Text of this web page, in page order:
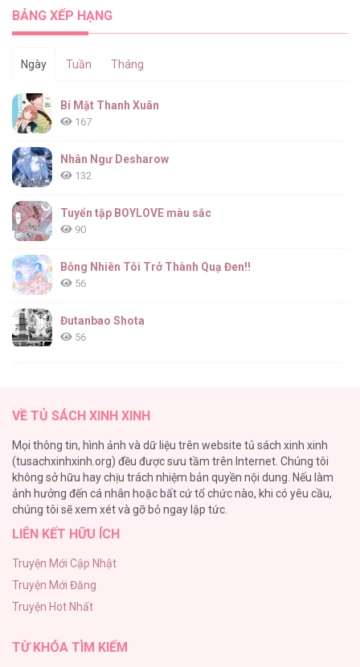
BẢNG XẾP HẠNG
Ngày Tuần Tháng
Bí Mật Thanh Xuân
167
Nhân Ngư Desharow
132
Tuyển tập BOYLOVE màu sắc
90
Bỗng Nhiên Tôi Trở Thành Quạ Đen!!
56
Đutanbao Shota
56
54
Một Đêm Nọ Đột Nhiên Yandere Tới!
51
Cách Khiến Phu Quân Đứng Về Phía Tôi
ONESHOT CHỊCH VỒN CHỊCH VÃ
47
VỀ TỦ SÁCH XINH XINH
Mọi thông tin, hình ảnh và dữ liệu trên website tủ sách xinh xinh
(tusachxinhxinh.org) đều được sưu tầm trên Internet. Chúng tôi
không sở hữu hay chịu trách nhiệm bản quyền nội dung. Nếu làm
ảnh hưởng đến cá nhân hoặc bất cứ tổ chức nào, khi có yêu cầu,
chúng tôi sẽ xem xét và gỡ bỏ ngay lập tức.
LIÊN KẾT HỮU ÍCH
Truyện Mới Cập Nhật
Truyện Mới Đăng
Truyện Hot Nhất
TỪ KHÓA TÌM KIẾM